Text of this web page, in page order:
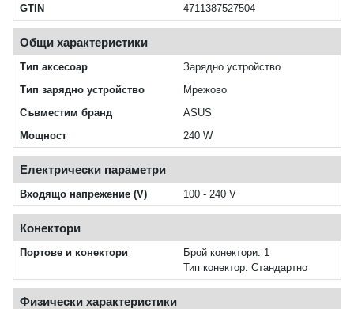
GTIN
4711387527504
Общи характеристики
Тип аксесоар
Зарядно устройство
Тип зарядно устройство
Мрежово
Съвместим бранд
ASUS
Мощност
240 W
Електрически параметри
Входящо напрежение (V) 100 - 240 V
Конектори
Портове и конектори
Брой конектори: 1
Тип конектор: Стандартно
Физически характеристики